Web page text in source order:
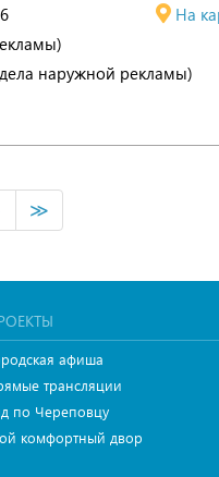
На
наружной рекламы)
≫
афиша
трансляции
по Череповцу
комфортный двор